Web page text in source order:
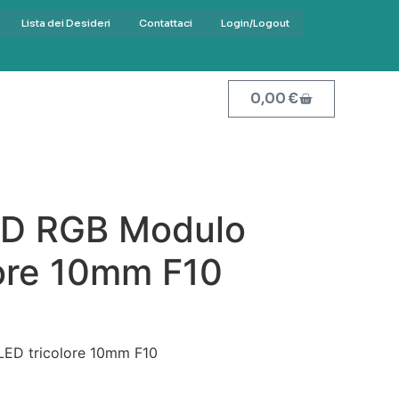
Lista dei Desideri Contattaci Login/Logout
0,00€
RGB Modulo
10mm F10
tricolore 10mm F10